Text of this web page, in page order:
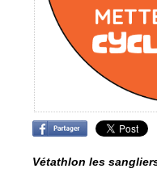
Vétathlon les